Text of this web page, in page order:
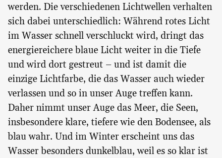
werden. Die verschiedenen Lichtwellen verhalten
sich dabei unterschiedlich: Während rotes Licht
im Wasser schnell verschluckt wird, dringt das
energiereichere blaue Licht weiter in die Tiefe
und wird dort gestreut – und ist damit die
einzige Lichtfarbe, die das Wasser auch wieder
verlassen und so in unser Auge treffen kann.
Daher nimmt unser Auge das Meer, die Seen,
insbesondere klare, tiefere wie den Bodensee, als
blau wahr. Und im Winter erscheint uns das
Wasser besonders dunkelblau, weil es so klar ist